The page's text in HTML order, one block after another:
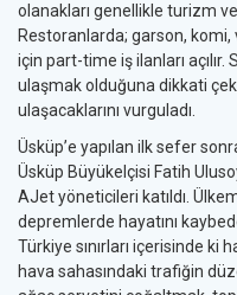
olanakları genellikle turizm
Restoranlarda; garson, komi,
için part-time iş ilanları
ulaşmak olduğuna dikkati
ulaşacaklarını vurguladı.
Üsküp’e yapılan ilk sefer
Üsküp Büyükelçisi Fatih
AJet yöneticileri katıldı.
depremlerde hayatını
Türkiye sınırları içerisinde ki
hava sahasındaki trafiğin